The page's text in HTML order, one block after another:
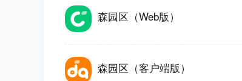
森园区（Web版）
森园区（客户端版）